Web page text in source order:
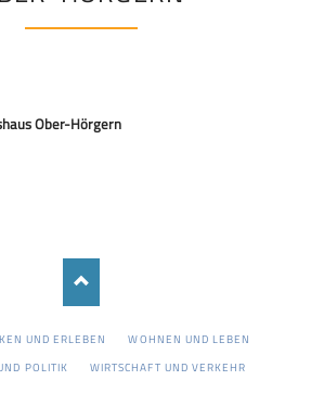
Ober-Hörgern
UND ERLEBEN
WOHNEN UND LEBEN
POLITIK
WIRTSCHAFT UND VERKEHR